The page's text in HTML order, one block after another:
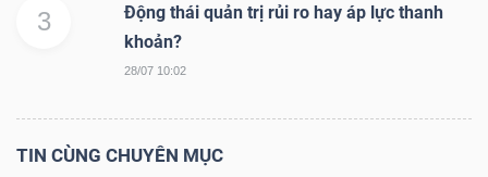
3
Động thái quản trị rủi ro hay áp lực thanh
khoản?
28/07 10:02
TIN CÙNG CHUYÊN MỤC